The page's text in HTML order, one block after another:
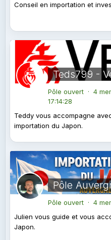
Conseil en importation et
Teds799 -
Pôle ouvert · 4
17:14:28
Teddy vous accompagne
importation du Japon.
Pôle
Pôle ouvert · 4
Julien vous guide et vous
Japon.